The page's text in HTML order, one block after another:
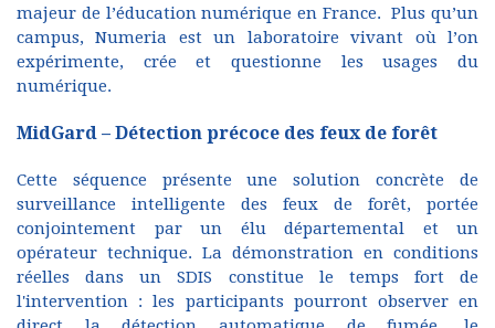
majeur de l’éducation numérique en France. Plus qu’un
campus, Numeria est un laboratoire vivant où l’on
expérimente, crée et questionne les usages du
numérique.
MidGard – Détection précoce des feux de forêt
Cette séquence présente une solution concrète de
surveillance intelligente des feux de forêt, portée
conjointement par un élu départemental et un
opérateur technique. La démonstration en conditions
réelles dans un SDIS constitue le temps fort de
l'intervention : les participants pourront observer en